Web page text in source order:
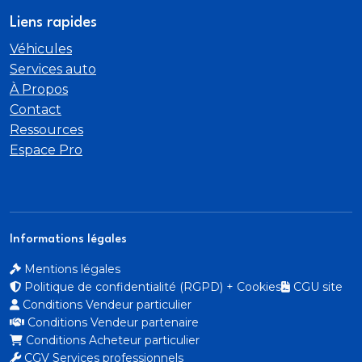
Direction assistée électromécanique
Détecteur de pluie et de luminosité
Ecrous de roues antivol
Fixation pour sièges enfants ISOFIX et Top Tether
pour les sièges extérieurs AR
Hayon de coffre à ouverture et fermeture
électrique
Liens rapides
Véhicules
Services auto
À Propos
Contact
Ressources
Espace Pro
Informations légales
Mentions légales
Politique de confidentialité (RGPD) + Cookies
CGU site
Conditions Vendeur particulier
Conditions Vendeur partenaire
Conditions Acheteur particulier
CGV Services professionnels